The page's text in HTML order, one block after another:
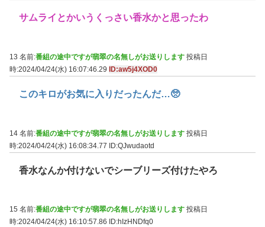
サムライとかいうくっさい香水かと思ったわ
13 名前:番組の途中ですが翡翠の名無しがお送りします 投稿日
時:2024/04/24(水) 16:07:46.29
ID:aw5j4XOD0
このキロがお気に入りだったんだ…🥺
14 名前:番組の途中ですが翡翠の名無しがお送りします 投稿日
時:2024/04/24(水) 16:08:34.77 ID:QJwudaotd
香水なんか付けないでシーブリーズ付けたやろ
15 名前:番組の途中ですが翡翠の名無しがお送りします 投稿日
時:2024/04/24(水) 16:10:57.86
ID:hIzHNDfq0